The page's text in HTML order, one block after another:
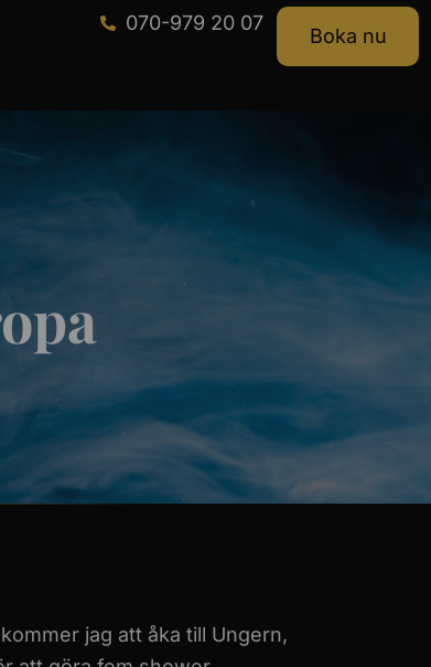
070-979 20 07
Boka nu
jag att åka till Ungern,